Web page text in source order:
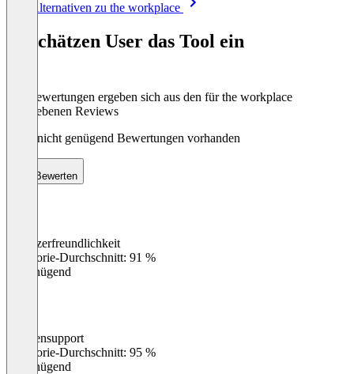
Alle Alternativen zu the workplace
So schätzen User das Tool ein
Die Bewertungen ergeben sich aus den für the workplace
abgegebenen Reviews
Noch nicht genügend Bewertungen vorhanden
Bewerten
Benutzerfreundlichkeit
Kategorie-Durchschnitt: 91 %
Ungenügend
Kundensupport
Kategorie-Durchschnitt: 95 %
Ungenügend